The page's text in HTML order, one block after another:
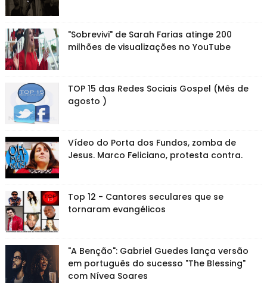
"Sobrevivi" de Sarah Farias atinge 200
milhões de visualizações no YouTube
TOP 15 das Redes Sociais Gospel (Mês de
agosto )
Vídeo do Porta dos Fundos, zomba de
Jesus. Marco Feliciano, protesta contra.
Top 12 - Cantores seculares que se
tornaram evangélicos
"A Benção": Gabriel Guedes lança versão
em português do sucesso "The Blessing"
com Nívea Soares